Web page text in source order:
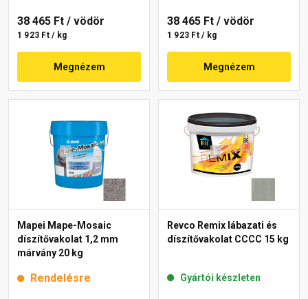
38 465 Ft / vödör
1 923 Ft / kg
Megnézem
38 465 Ft / vödör
1 923 Ft / kg
Megnézem
Mapei Mape-Mosaic
díszítővakolat 1,2 mm
márvány 20 kg
Rendelésre
Revco Remix lábazati és
díszítővakolat CCCC 15 kg
Gyártói készleten